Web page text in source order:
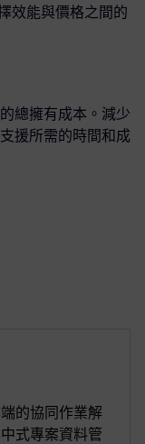
效能與價格之間的
總擁有成本。減少
援所需的時間和成
的協同作業解
式專案資料管